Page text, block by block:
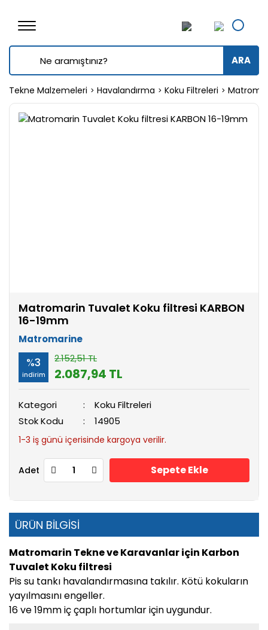
ARA
Tekne Malzemeleri Havalandırma Koku Filtreleri
Matromarin Tuvalet Koku filtresi KARBON
16-19mm
Matromarine
%3
indirim
2.152,51 TL
2.087,94 TL
Kategori
Koku Filtreleri
Stok Kodu
14905
1-3 iş günü içerisinde kargoya verilir.
Adet Sepete Ekle
ÜRÜN BİLGİSİ
Matromarin Tekne ve Karavanlar için Karbon
Tuvalet Koku filtresi
Pis su tankı havalandırmasına takılır. Kötü kokuların
yayılmasını engeller.
16 ve 19mm iç çaplı hortumlar için uygundur.